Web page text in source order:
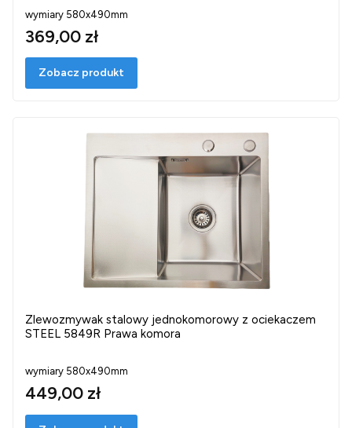
wymiary 580x490mm
369,00 zł
Zobacz produkt
Zlewozmywak stalowy jednokomorowy z ociekaczem
STEEL 5849R Prawa komora
wymiary 580x490mm
449,00 zł